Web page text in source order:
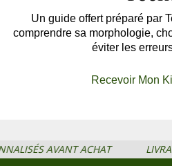
Un guide offert préparé par
comprendre sa morphologie,
éviter les
Recevoir Mon
PERSONNALISÉS AVANT ACHAT